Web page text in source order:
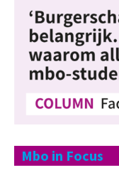
Mbo in Focus